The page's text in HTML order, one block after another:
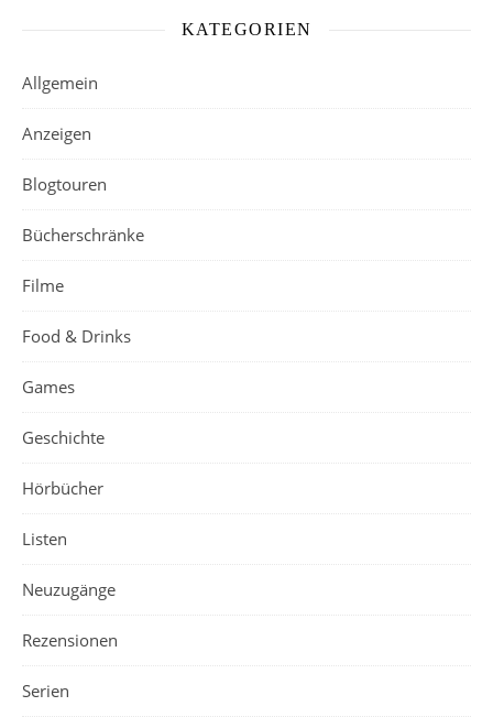
KATEGORIEN
Allgemein
Anzeigen
Blogtouren
Bücherschränke
Filme
Food & Drinks
Games
Geschichte
Hörbücher
Listen
Neuzugänge
Rezensionen
Serien